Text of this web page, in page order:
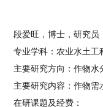
段爱旺，博士，研究员，
专业学科：农业水土工程
主要研究方向：作物水
主要研究内容：作物需水
在研课题及经费：